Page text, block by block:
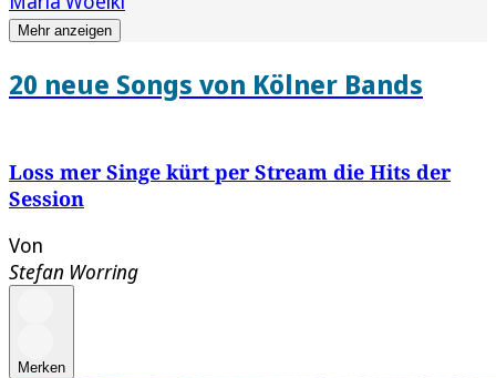
Mehr anzeigen
20 neue Songs von Kölner Bands
Loss mer Singe kürt per Stream die Hits der
Session
Von
Stefan Worring
Merken